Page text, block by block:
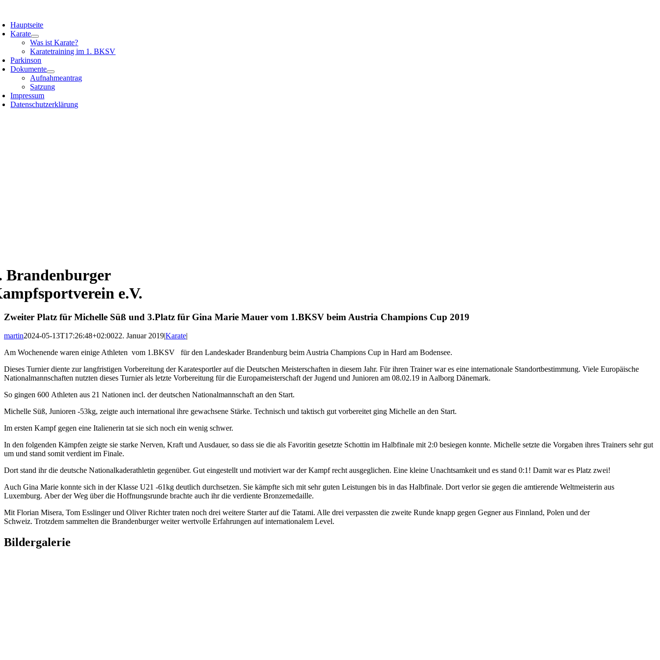
springen
Hauptseite
Karate
Was ist Karate?
Karatetraining im 1. BKSV
Parkinson
Dokumente
Aufnahmeantrag
Satzung
Impressum
Datenschutzerklärung
Brandenburger
e.V.
Zweiter Platz für Michelle Süß und 3.Platz für Gina Marie Mauer vom 1.BKSV beim Austria Champions Cup 2019
martin2024-05-13T17:26:48+02:0022. Januar 2019|Karate|
Am Wochenende waren einige Athleten vom 1.BKSV für den Landeskader Brandenburg beim Austria Champions Cup in Hard am Bodensee.
Dieses Turnier diente zur langfristigen Vorbereitung der Karatesportler auf die Deutschen Meisterschaften in diesem Jahr. Für ihren Trainer war es eine internationale Standortbestimmung. Viele Europäische
Nationalmannschaften nutzten dieses Turnier als letzte Vorbereitung für die Europameisterschaft der Jugend und Junioren am 08.02.19 in Aalborg Dänemark.
So gingen 600 Athleten aus 21 Nationen incl. der deutschen Nationalmannschaft an den Start.
Michelle Süß, Junioren -53kg, zeigte auch international ihre gewachsene Stärke. Technisch und taktisch gut vorbereitet ging Michelle an den Start.
Im ersten Kampf gegen eine Italienerin tat sie sich noch ein wenig schwer.
In den folgenden Kämpfen zeigte sie starke Nerven, Kraft und Ausdauer, so dass sie die als Favoritin gesetzte Schottin im Halbfinale mit 2:0 besiegen konnte. Michelle setzte die Vorgaben ihres Trainers sehr gut
um und stand somit verdient im Finale.
Dort stand ihr die deutsche Nationalkaderathletin gegenüber. Gut eingestellt und motiviert war der Kampf recht ausgeglichen. Eine kleine Unachtsamkeit und es stand 0:1! Damit war es Platz zwei!
Auch Gina Marie konnte sich in der Klasse U21 -61kg deutlich durchsetzen. Sie kämpfte sich mit sehr guten Leistungen bis in das Halbfinale. Dort verlor sie gegen die amtierende Weltmeisterin aus
Luxemburg. Aber der Weg über die Hoffnungsrunde brachte auch ihr die verdiente Bronzemedaille.
Mit Florian Misera, Tom Esslinger und Oliver Richter traten noch drei weitere Starter auf die Tatami. Alle drei verpassten die zweite Runde knapp gegen Gegner aus Finnland, Polen und der
Schweiz. Trotzdem sammelten die Brandenburger weiter wertvolle Erfahrungen auf internationalem Level.
Bildergalerie